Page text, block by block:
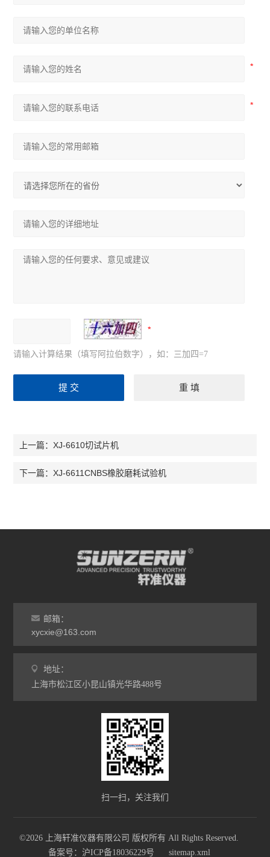
请输入计算结果（填写阿拉伯数字），如：三加四=7
上一篇：XJ-6610切试片机
下一篇：XJ-6611CNBS橡胶磨耗试验机
邮箱：
xycxie@163.com
地址：
上海市松江区小昆山镇光华路488号
扫一扫，关注我们
©2026 上海轩准仪器有限公司 版权所有 All Rights Reserved.
备案号：沪ICP备18036229号
sitemap.xml